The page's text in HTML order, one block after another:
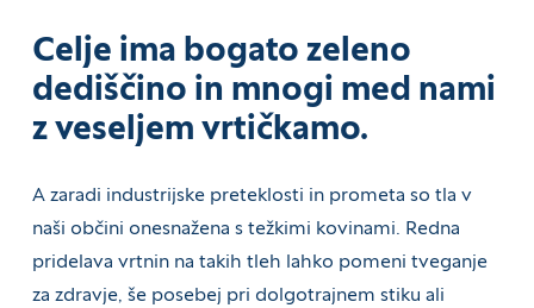
Celje ima bogato zeleno
dediščino in mnogi med nami
z veseljem vrtičkamo.
A zaradi industrijske preteklosti in prometa so tla v
naši občini onesnažena s težkimi kovinami. Redna
pridelava vrtnin na takih tleh lahko pomeni tveganje
za zdravje, še posebej pri dolgotrajnem stiku ali